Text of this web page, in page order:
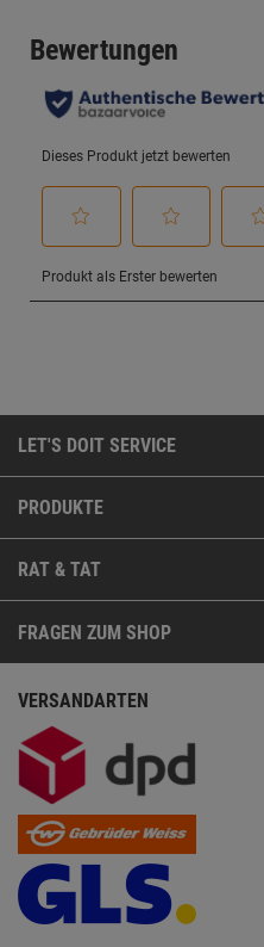
LET'S DOIT SERVICE
PRODUKTE
RAT & TAT
FRAGEN ZUM SHOP
VERSANDARTEN